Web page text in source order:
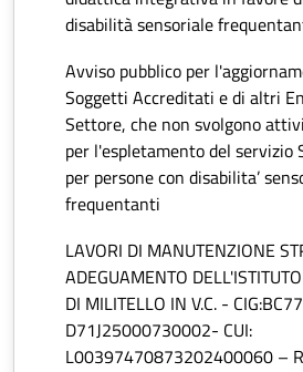
disabilità sensoriale
Avviso pubblico per
Soggetti Accreditati e di altri
Settore, che non svolgono
per l'espletamento del servizio
per persone con disabilita’
frequentanti
LAVORI DI MANUTENZIONE
ADEGUAMENTO
DI MILITELLO IN V.C. -
D71J25000730002- CUI:
L00397470873202400060 –